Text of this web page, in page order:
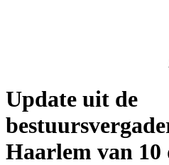
Update uit de
Haarlem van 10